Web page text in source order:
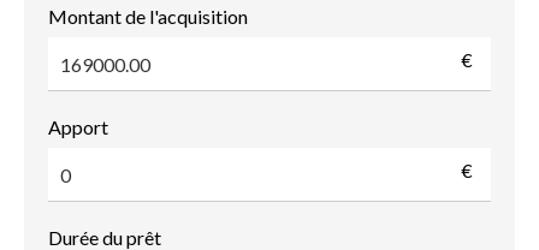
Montant de l'acquisition
€
Apport
€
Durée du prêt